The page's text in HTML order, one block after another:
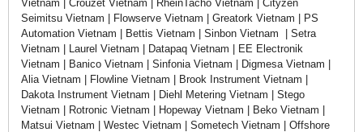
Vietnam | Crouzet Vietnam | RheinTacho Vietnam | Cityzen
Seimitsu Vietnam | Flowserve Vietnam | Greatork Vietnam | PS
Automation Vietnam | Bettis Vietnam | Sinbon Vietnam | Setra
Vietnam | Laurel Vietnam | Datapaq Vietnam | EE Electronik
Vietnam | Banico Vietnam | Sinfonia Vietnam | Digmesa Vietnam |
Alia Vietnam | Flowline Vietnam | Brook Instrument Vietnam |
Dakota Instrument Vietnam | Diehl Metering Vietnam | Stego
Vietnam | Rotronic Vietnam | Hopeway Vietnam | Beko Vietnam |
Matsui Vietnam | Westec Vietnam | Sometech Vietnam | Offshore